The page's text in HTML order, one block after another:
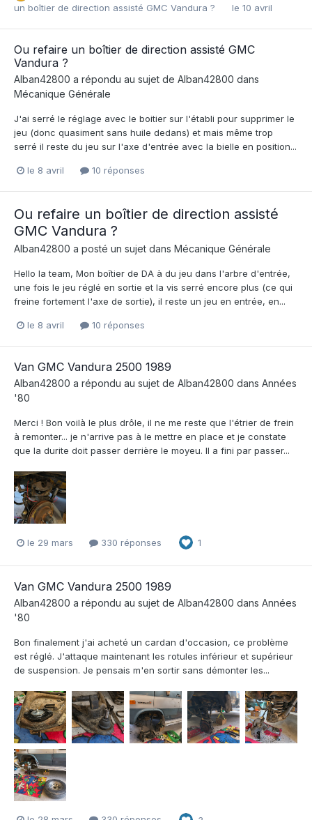
un boîtier de direction assisté GMC Vandura ?
le 10 avril
Ou refaire un boîtier de direction assisté GMC
Vandura ?
Alban42800 a répondu au sujet de Alban42800 dans
Mécanique Générale
J'ai serré le réglage avec le boitier sur l'établi pour supprimer le
jeu (donc quasiment sans huile dedans) et mais même trop
serré il reste du jeu sur l'axe d'entrée avec la bielle en position...
le 8 avril 10 réponses
Ou refaire un boîtier de direction assisté
GMC Vandura ?
Alban42800 a posté un sujet dans Mécanique Générale
Hello la team, Mon boîtier de DA à du jeu dans l'arbre d'entrée,
une fois le jeu réglé en sortie et la vis serré encore plus (ce qui
freine fortement l'axe de sortie), il reste un jeu en entrée, en...
le 8 avril 10 réponses
Van GMC Vandura 2500 1989
Alban42800 a répondu au sujet de Alban42800 dans Années
'80
Merci ! Bon voilà le plus drôle, il ne me reste que l'étrier de frein
à remonter... je n'arrive pas à le mettre en place et je constate
que la durite doit passer derrière le moyeu. Il a fini par passer...
le 29 mars 330 réponses 1
Van GMC Vandura 2500 1989
Alban42800 a répondu au sujet de Alban42800 dans Années
'80
Bon finalement j'ai acheté un cardan d'occasion, ce problème
est réglé. J'attaque maintenant les rotules inférieur et supérieur
de suspension. Je pensais m'en sortir sans démonter les...